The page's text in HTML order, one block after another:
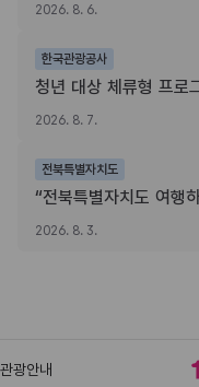
2026. 8. 6.
한국관광공사
청년 대상 체류형 프로
2026. 8. 7.
전북특별자치도
2026. 8. 3.
관광안내